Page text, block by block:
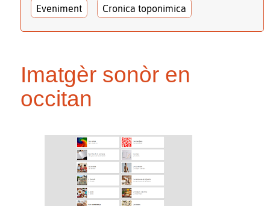
Eveniment Cronica toponimica
Imatgèr sonòr en
occitan